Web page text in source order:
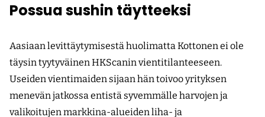
Possua sushin täytteeksi
Aasiaan levittäytymisestä huolimatta Kottonen ei ole
täysin tyytyväinen HKScanin vienti­tilanteeseen.
Useiden vientimaiden sijaan hän toivoo yrityksen
menevän jatkossa entistä syvemmälle harvojen ja
valikoitujen markkina-alueiden liha- ja